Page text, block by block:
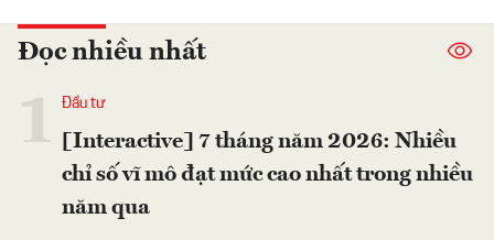
Đọc nhiều nhất
Đầu tư
[Interactive] 7 tháng năm 2026: Nhiều
chỉ số vĩ mô đạt mức cao nhất trong nhiều
năm qua